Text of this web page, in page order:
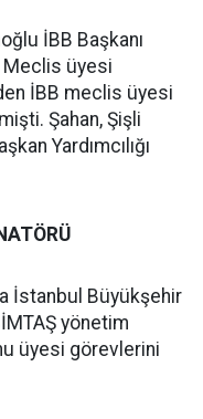
İBB Başkanı
üyesi
İBB meclis üyesi
Şahan, Şişli
Yardımcılığı
İstanbul Büyükşehir
yönetim
üyesi görevlerini